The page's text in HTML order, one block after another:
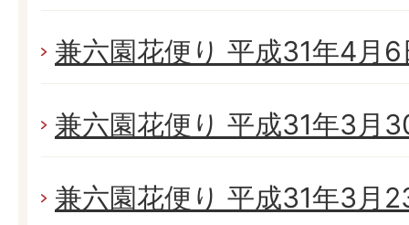
兼六園花便り 平成31年4月
兼六園花便り 平成31年3月
兼六園花便り 平成31年3月